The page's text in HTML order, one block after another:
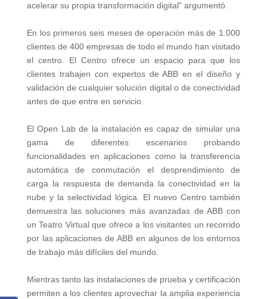
acelerar su propia transformación digital" argumentó.
En los primeros seis meses de operación más de 1.000
clientes de 400 empresas de todo el mundo han visitado
el centro. El Centro ofrece un espacio para que los
clientes trabajen con expertos de ABB en el diseño y
validación de cualquier solución digital o de conectividad
antes de que entre en servicio.
El Open Lab de la instalación es capaz de simular una
gama de diferentes escenarios probando
funcionalidades en aplicaciones como la transferencia
automática de conmutación el desprendimiento de
carga la respuesta de demanda la conectividad en la
nube y la selectividad lógica. El nuevo Centro también
demuestra las soluciones más avanzadas de ABB con
un Teatro Virtual que ofrece a los visitantes un recorrido
por las aplicaciones de ABB en algunos de los entornos
de trabajo más difíciles del mundo.
Mientras tanto las instalaciones de prueba y certificación
permiten a los clientes aprovechar la amplia experiencia